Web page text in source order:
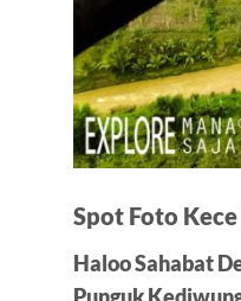
Spot Foto
Haloo Sahabat
Punguk